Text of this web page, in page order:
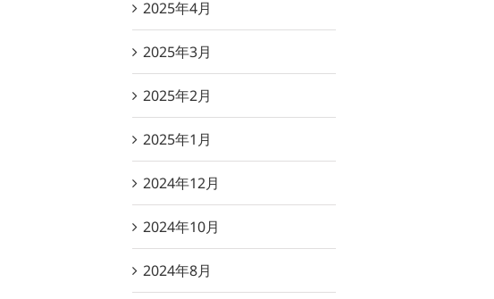
2025年4月
2025年3月
2025年2月
2025年1月
2024年12月
2024年10月
2024年8月